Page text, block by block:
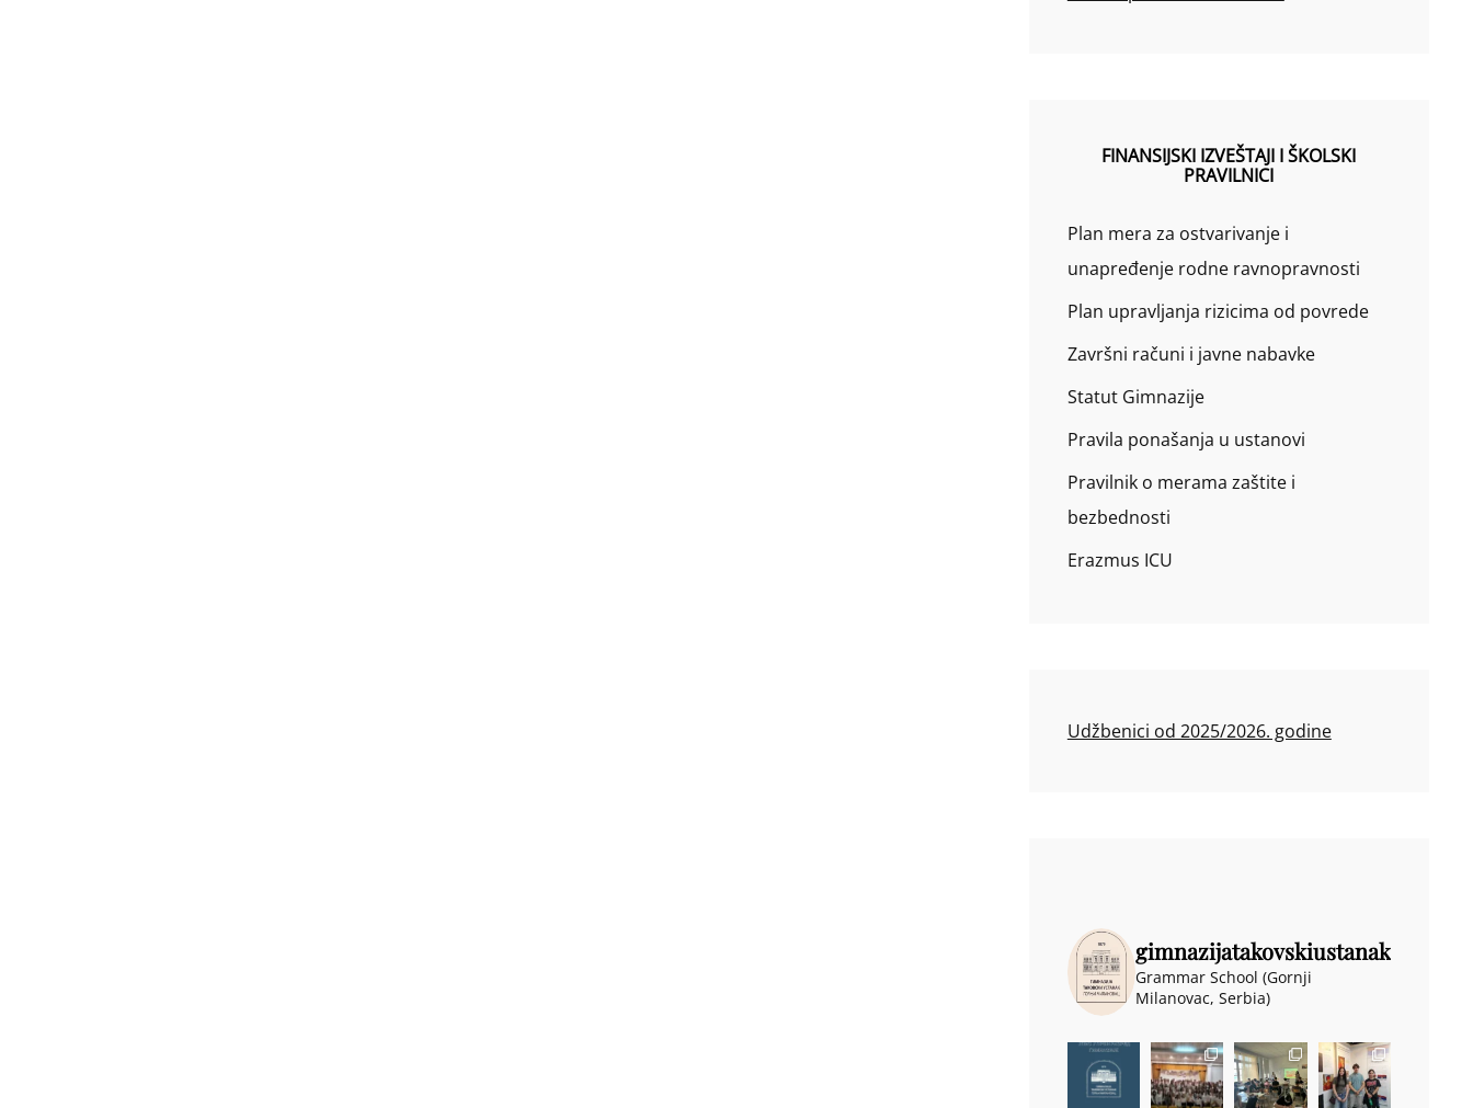
FINANSIJSKI IZVEŠTAJI I ŠKOLSKI
PRAVILNICI
Plan mera za ostvarivanje i
unapređenje rodne ravnopravnosti
Plan upravljanja rizicima od povrede
Završni računi i javne nabavke
Statut Gimnazije
Pravila ponašanja u ustanovi
Pravilnik o merama zaštite i
bezbednosti
Erazmus ICU
Udžbenici od 2025/2026. godine
gimnazijatakovskiustanak
Grammar School (Gornji
Milanovac, Serbia)